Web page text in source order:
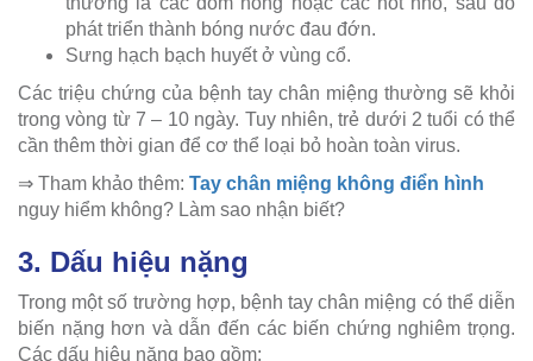
phát triển thành bóng nước đau đớn.
Sưng hạch bạch huyết ở vùng cổ.
Các triệu chứng của bệnh tay chân miệng thường sẽ khỏi
trong vòng từ 7 – 10 ngày. Tuy nhiên, trẻ dưới 2 tuổi có thể
cần thêm thời gian để cơ thể loại bỏ hoàn toàn virus.
⇒ Tham khảo thêm: Tay chân miệng không điển hình
nguy hiểm không? Làm sao nhận biết?
3. Dấu hiệu nặng
Trong một số trường hợp, bệnh tay chân miệng có thể diễn
biến nặng hơn và dẫn đến các biến chứng nghiêm trọng.
Các dấu hiệu nặng bao gồm: